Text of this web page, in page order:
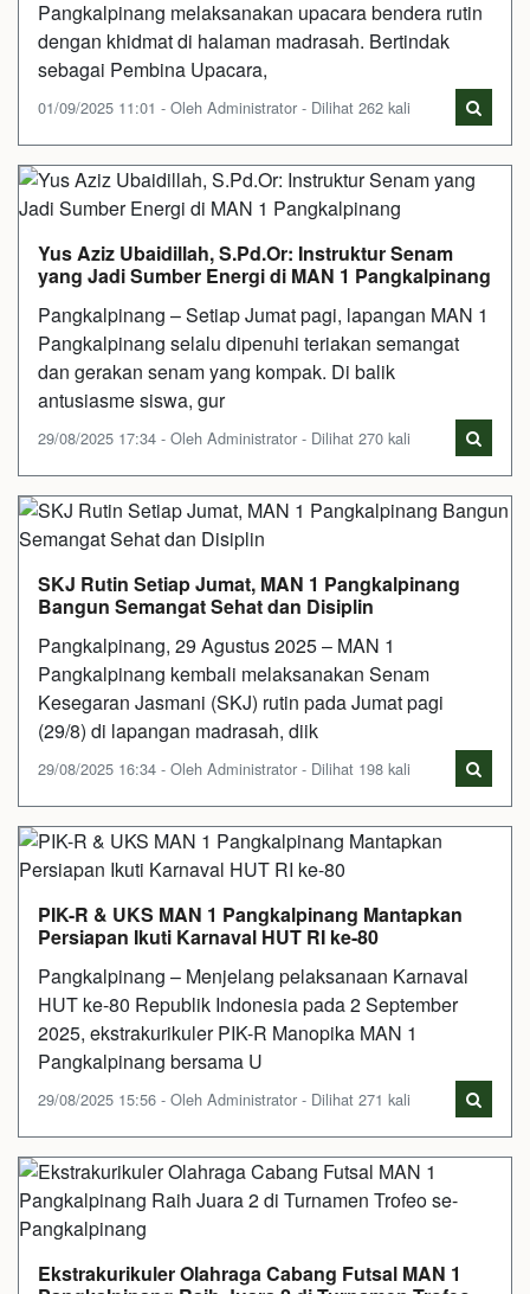
Pangkalpinang melaksanakan upacara bendera rutin
dengan khidmat di halaman madrasah. Bertindak
sebagai Pembina Upacara,
01/09/2025 11:01 - Oleh Administrator - Dilihat 262 kali
Yus Aziz Ubaidillah, S.Pd.Or: Instruktur Senam
yang Jadi Sumber Energi di MAN 1 Pangkalpinang
Pangkalpinang – Setiap Jumat pagi, lapangan MAN 1
Pangkalpinang selalu dipenuhi teriakan semangat
dan gerakan senam yang kompak. Di balik
antusiasme siswa, gur
29/08/2025 17:34 - Oleh Administrator - Dilihat 270 kali
SKJ Rutin Setiap Jumat, MAN 1 Pangkalpinang
Bangun Semangat Sehat dan Disiplin
Pangkalpinang, 29 Agustus 2025 – MAN 1
Pangkalpinang kembali melaksanakan Senam
Kesegaran Jasmani (SKJ) rutin pada Jumat pagi
(29/8) di lapangan madrasah, diik
29/08/2025 16:34 - Oleh Administrator - Dilihat 198 kali
PIK-R & UKS MAN 1 Pangkalpinang Mantapkan
Persiapan Ikuti Karnaval HUT RI ke-80
Pangkalpinang – Menjelang pelaksanaan Karnaval
HUT ke-80 Republik Indonesia pada 2 September
2025, ekstrakurikuler PIK-R Manopika MAN 1
Pangkalpinang bersama U
29/08/2025 15:56 - Oleh Administrator - Dilihat 271 kali
Ekstrakurikuler Olahraga Cabang Futsal MAN 1